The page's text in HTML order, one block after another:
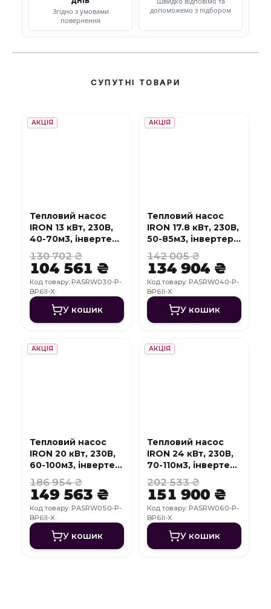
Згідно з умовами
повернення
допоможемо з підбором
СУПУТНІ ТОВАРИ
АКЦІЯ
Тепловий насос
IRON 13 кВт, 230В,
40-70м3, інвертер,
з охолодженням,
WI-FI
130 702 ₴
104 561 ₴
Код товару: PASRW030-P-
BP6II-X
У кошик
АКЦІЯ
Тепловий насос
IRON 17.8 кВт, 230В,
50-85м3, інвертер,
з охолодженням,
WI-FI
142 005 ₴
134 904 ₴
Код товару: PASRW040-P-
BP6II-X
У кошик
АКЦІЯ
Тепловий насос
IRON 20 кВт, 230В,
60-100м3, інвертер,
з охолодженням,
WI-FI
186 954 ₴
149 563 ₴
Код товару: PASRW050-P-
BP6II-X
У кошик
АКЦІЯ
Тепловий насос
IRON 24 кВт, 230В,
70-110м3, інвертер,
з охолодженням,
WI-FI
202 533 ₴
151 900 ₴
Код товару: PASRW060-P-
BP6II-X
У кошик